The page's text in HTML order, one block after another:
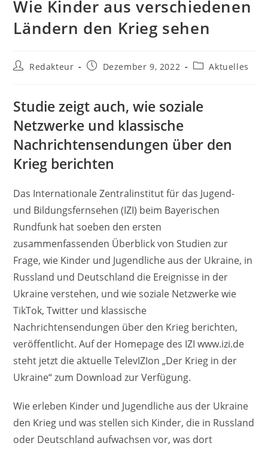
Wie Kinder aus verschiedenen
Ländern den Krieg sehen
Beitrags-
Redakteur
BeitragDezember 9, 2022
Beitrags-
Aktuelles
Studie zeigt auch, wie soziale
Netzwerke und klassische
Nachrichtensendungen über den
Krieg berichten
Das Internationale Zentralinstitut für das Jugend-
und Bildungsfernsehen (IZI) beim Bayerischen
Rundfunk hat soeben den ersten
zusammenfassenden Überblick von Studien zur
Frage, wie Kinder und Jugendliche aus der Ukraine, in
Russland und Deutschland die Ereignisse in der
Ukraine verstehen, und wie soziale Netzwerke wie
TikTok, Twitter und klassische
Nachrichtensendungen über den Krieg berichten,
veröffentlicht. Auf der Homepage des IZI www.izi.de
steht jetzt die aktuelle TelevIZIon „Der Krieg in der
Ukraine“ zum Download zur Verfügung.
Wie erleben Kinder und Jugendliche aus der Ukraine
den Krieg und was stellen sich Kinder, die in Russland
oder Deutschland aufwachsen vor, was dort